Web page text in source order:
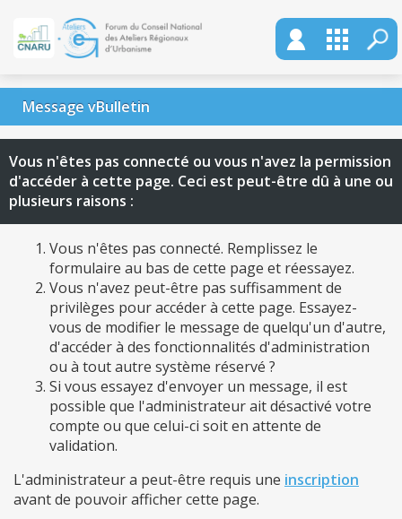
Message vBulletin
Vous n'êtes pas connecté ou vous n'avez la permission
d'accéder à cette page. Ceci est peut-être dû à une ou
plusieurs raisons :
Vous n'êtes pas connecté. Remplissez le
formulaire au bas de cette page et réessayez.
Vous n'avez peut-être pas suffisamment de
privilèges pour accéder à cette page. Essayez-
vous de modifier le message de quelqu'un d'autre,
d'accéder à des fonctionnalités d'administration
ou à tout autre système réservé ?
Si vous essayez d'envoyer un message, il est
possible que l'administrateur ait désactivé votre
compte ou que celui-ci soit en attente de
validation.
L'administrateur a peut-être requis une inscription
avant de pouvoir afficher cette page.